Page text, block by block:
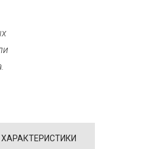
ХАРАКТЕРИСТИКИ